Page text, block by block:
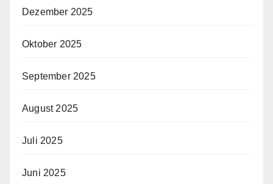
Dezember 2025
Oktober 2025
September 2025
August 2025
Juli 2025
Juni 2025